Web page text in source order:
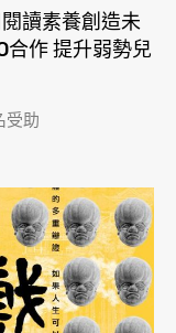
讀素養創造未
合作 提升弱勢兒
受助